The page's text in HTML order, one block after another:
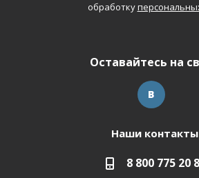
обработку
Оставайтесь на
Наши контакты
8 800 775 20